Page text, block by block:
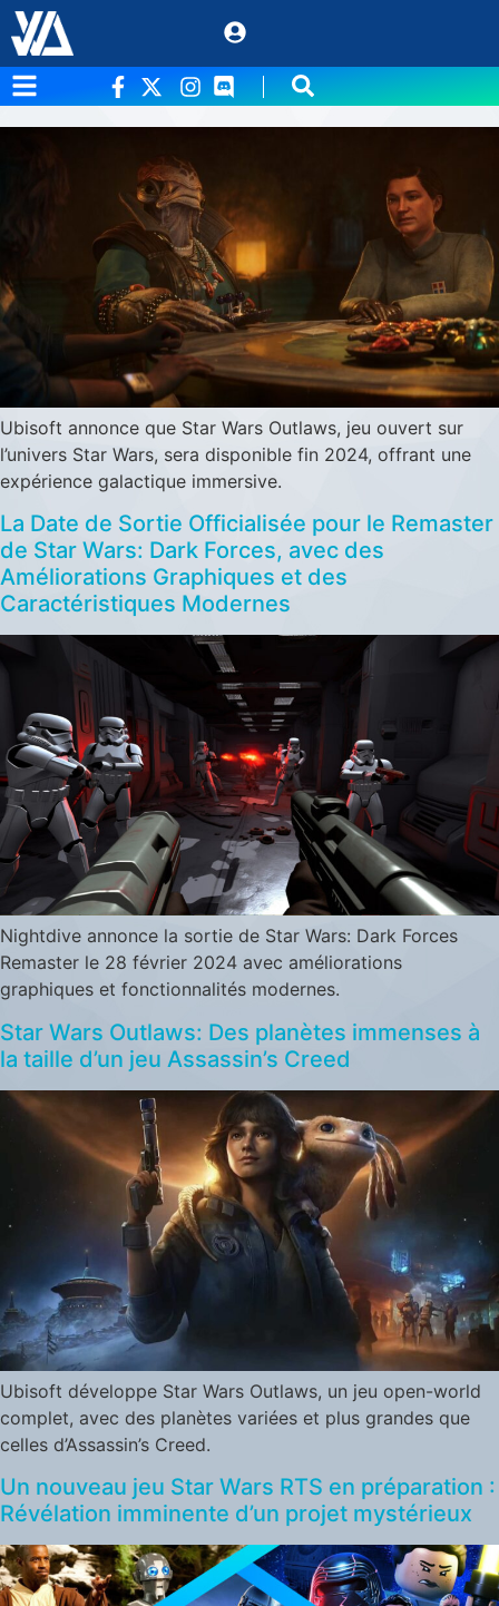
Étiquette : star wars
Star Wars Outlaws – une sortie prévue en fin
d’année 2024
Ubisoft annonce que Star Wars Outlaws, jeu ouvert sur
l’univers Star Wars, sera disponible fin 2024, offrant une
expérience galactique immersive.
La Date de Sortie Officialisée pour le Remaster
de Star Wars: Dark Forces, avec des
Améliorations Graphiques et des
Caractéristiques Modernes
Nightdive annonce la sortie de Star Wars: Dark Forces
Remaster le 28 février 2024 avec améliorations
graphiques et fonctionnalités modernes.
Star Wars Outlaws: Des planètes immenses à
la taille d’un jeu Assassin’s Creed
Ubisoft développe Star Wars Outlaws, un jeu open-world
complet, avec des planètes variées et plus grandes que
celles d’Assassin’s Creed.
Un nouveau jeu Star Wars RTS en préparation :
Révélation imminente d’un projet mystérieux